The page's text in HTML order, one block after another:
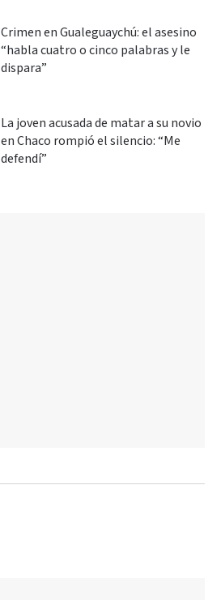
Crimen en Gualeguaychú: el asesino
“habla cuatro o cinco palabras y le
dispara”
La joven acusada de matar a su novio
en Chaco rompió el silencio: “Me
defendí”